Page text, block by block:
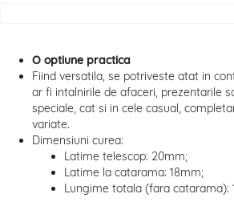
O optiune practica
Fiind versatila, se potriveste atat in
ar fi intalnirile de afaceri, prezentarile
speciale, cat si in cele casual,
variate.
Dimensiuni curea:
Latime telescop: 20mm;
Latime la catarama: 18mm;
Lungime totala (fara catarama):